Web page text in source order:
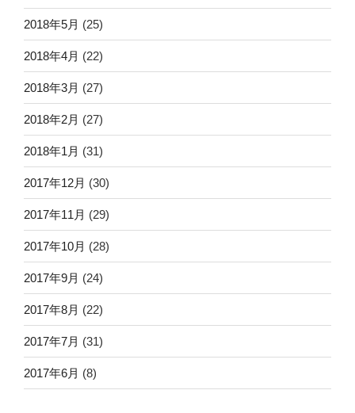
2018年5月 (25)
2018年4月 (22)
2018年3月 (27)
2018年2月 (27)
2018年1月 (31)
2017年12月 (30)
2017年11月 (29)
2017年10月 (28)
2017年9月 (24)
2017年8月 (22)
2017年7月 (31)
2017年6月 (8)